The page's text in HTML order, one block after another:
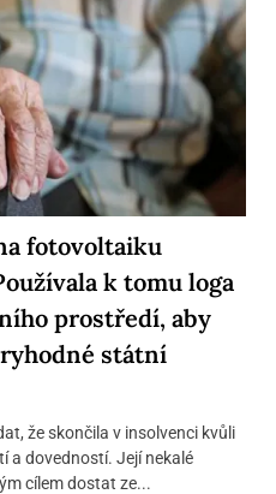
fotovoltaiku
k tomu loga
prostředí, aby
státní
že skončila v insolvenci kvůli
a dovedností. Její nekalé
cílem dostat ze...